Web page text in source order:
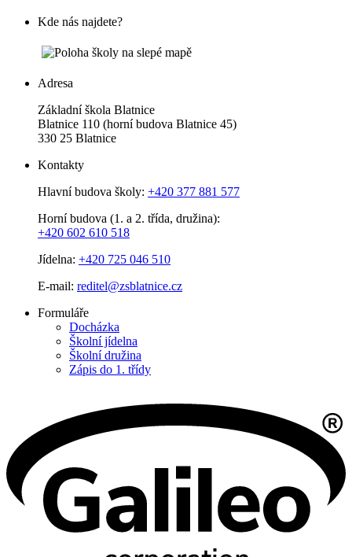
Kde nás najdete?
Adresa
Základní škola Blatnice
Blatnice 110 (horní budova Blatnice 45)
330 25 Blatnice
Kontakty
Hlavní budova školy: +420 377 881 577
Horní budova (1. a 2. třída, družina):
+420 602 610 518
Jídelna: +420 725 046 510
E-mail: reditel@zsblatnice.cz
Formuláře
Docházka
Školní jídelna
Školní družina
Zápis do 1. třídy